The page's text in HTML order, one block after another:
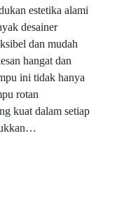
estetika alami
desainer
dan mudah
hangat dan
ini tidak hanya
rotan
kuat dalam setiap